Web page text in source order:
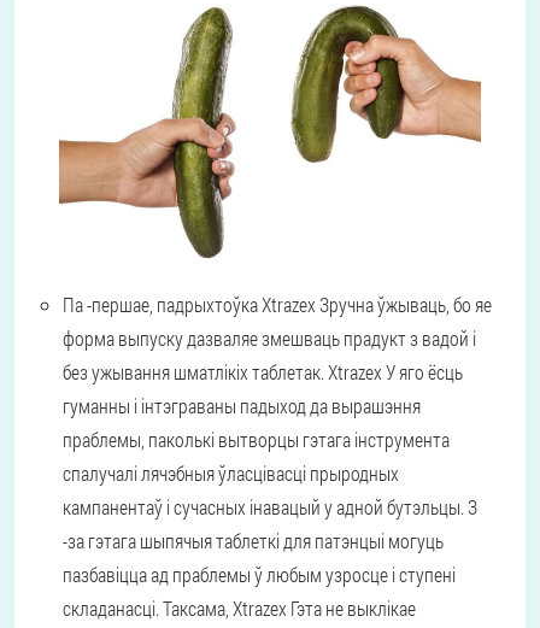
Па -першае, падрыхтоўка Xtrazex Зручна ўжываць, бо яе
форма выпуску дазваляе змешваць прадукт з вадой і
без ужывання шматлікіх таблетак. Xtrazex У яго ёсць
гуманны і інтэграваны падыход да вырашэння
праблемы, паколькі вытворцы гэтага інструмента
спалучалі лячэбныя ўласцівасці прыродных
кампанентаў і сучасных інавацый у адной бутэльцы. З
-за гэтага шыпячыя таблеткі для патэнцыі могуць
пазбавіцца ад праблемы ў любым узросце і ступені
складанасці. Таксама, Xtrazex Гэта не выклікае